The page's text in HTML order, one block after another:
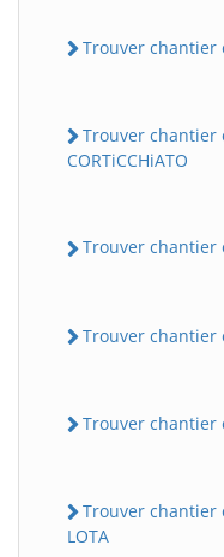
Trouver chantier
Trouver chantier
CORTiCCHiATO
Trouver chantier
Trouver chantier
Trouver chantier
Trouver chantier
LOTA